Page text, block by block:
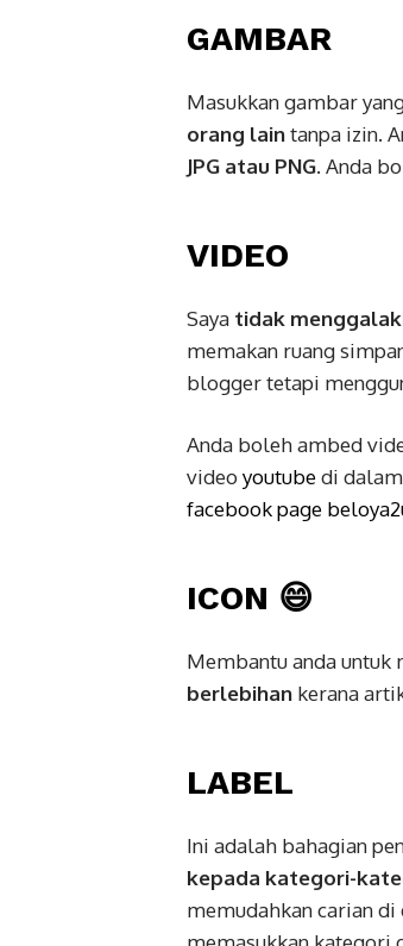
GAMBAR
Masukkan gambar
orang laintanpa izin.
JPG atau PNG. Anda
VIDEO
Saya tidak
memakan ruang
blogger tetapi
Anda boleh ambed
video youtubedi
facebook page
ICON 😄
Membantu anda untuk
berlebihan kerana
LABEL
Ini adalah bahagian
kepada kategori-
memudahkan carian